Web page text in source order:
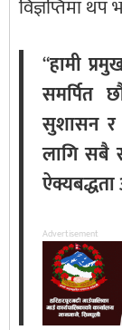
विज्ञप्तिमा
“हामी
समर्पित
सुशासन र
लागि सबै
Advertisement